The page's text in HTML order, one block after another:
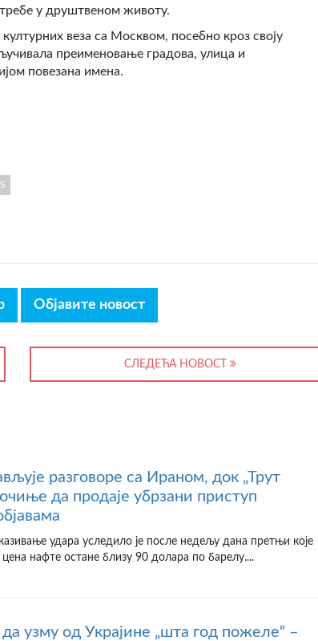
у друштвеном животу.
веза са Москвом, посебно кроз своју
преименовање градова, улица и
повезана имена.
Објавите новост
СЛЕДЕЋА НОВОСТ
разговоре са Ираном, док „Трут
да продаје убрзани приступ
удара уследило је после недељу дана претњи које
нафте остане близу 90 долара по барелу....
узму од Украјине „шта год пожеле“ –